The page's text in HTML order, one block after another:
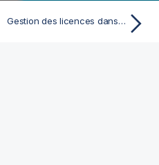
Gestion des licences dans le Studio Talend